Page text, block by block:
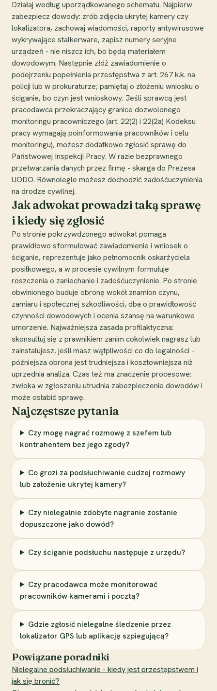
Działaj według uporządkowanego schematu. Najpierw
zabezpiecz dowody: zrób zdjęcia ukrytej kamery czy
lokalizatora, zachowaj wiadomości, raporty antywirusowe
wykrywające stalkerware, zapisz numery seryjne
urządzeń - nie niszcz ich, bo będą materiałem
dowodowym. Następnie złóż zawiadomienie o
podejrzeniu popełnienia przestępstwa z art. 267 k.k. na
policji lub w prokuraturze; pamiętaj o złożeniu wniosku o
ściganie, bo czyn jest wnioskowy. Jeśli sprawcą jest
pracodawca przekraczający granice dozwolonego
monitoringu pracowniczego (art. 22(2) i 22(2a) Kodeksu
pracy wymagają poinformowania pracowników i celu
monitoringu), możesz dodatkowo zgłosić sprawę do
Państwowej Inspekcji Pracy. W razie bezprawnego
przetwarzania danych przez firmę - skarga do Prezesa
UODO. Równolegle możesz dochodzić zadośćuczynienia
na drodze cywilnej.
Jak adwokat prowadzi taką sprawę
i kiedy się zgłosić
Po stronie pokrzywdzonego adwokat pomaga
prawidłowo sformułować zawiadomienie i wniosek o
ściganie, reprezentuje jako pełnomocnik oskarżyciela
posiłkowego, a w procesie cywilnym formułuje
roszczenia o zaniechanie i zadośćuczynienie. Po stronie
obwinionego buduje obronę wokół znamion czynu,
zamiaru i społecznej szkodliwości, dba o prawidłowość
czynności dowodowych i ocenia szansę na warunkowe
umorzenie. Najważniejsza zasada profilaktyczna:
skonsultuj się z prawnikiem zanim cokolwiek nagrasz lub
zainstalujesz, jeśli masz wątpliwości co do legalności -
późniejsza obrona jest trudniejsza i kosztowniejsza niż
uprzednia analiza. Czas też ma znaczenie procesowe:
zwłoka w zgłoszeniu utrudnia zabezpieczenie dowodów i
może osłabić sprawę.
Najczęstsze pytania
Czy mogę nagrać rozmowę z szefem lub
kontrahentem bez jego zgody?
Co grozi za podsłuchiwanie cudzej rozmowy
lub założenie ukrytej kamery?
Czy nielegalnie zdobyte nagranie zostanie
dopuszczone jako dowód?
Czy ściganie podsłuchu następuje z urzędu?
Czy pracodawca może monitorować
pracowników kamerami i pocztą?
Gdzie zgłosić nielegalne śledzenie przez
lokalizator GPS lub aplikację szpiegującą?
Powiązane poradniki
Nielegalne podsłuchiwanie - kiedy jest przestępstwem i
jak się bronić?